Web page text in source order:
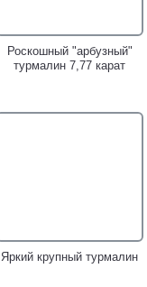
Роскошный "арбузный"
турмалин 7,77 карат
Яркий крупный турмалин